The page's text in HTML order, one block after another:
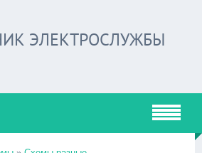
ЭЛЕКТРОСЛУЖБЫ